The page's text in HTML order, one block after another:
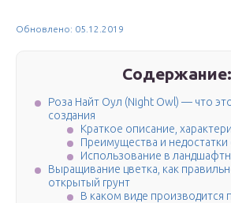
Обновлено: 05.12.2019
Содержание:
Роза Найт Оул (Night Owl) — что
создания
Краткое описание,
Преимущества и недостатки
Использование в
Выращивание цветка, как
открытый грунт
В каком виде производится